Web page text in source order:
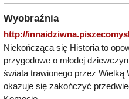
Wyobraźnia
http://
Niekończąca się Historia to
przygodowe o młodej
świata trawionego przez Wielką
okazuje się zakończyć